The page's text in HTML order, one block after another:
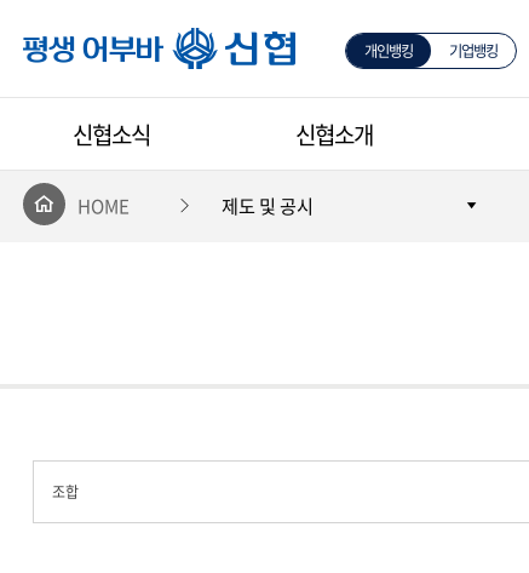
평생 어부바 신협 개인뱅킹 기업뱅킹
신협소식 신협소개
HOME 제도 및 공시
조합